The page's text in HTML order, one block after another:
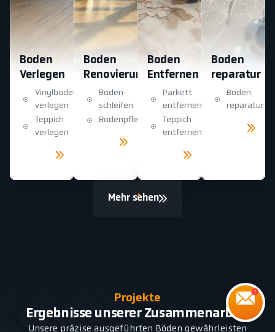
Boden
Verlegen
Vinylboden
verlegen
Teppich
verlegen
Boden
Renovierung
Boden
schleifen
Bodenpflege
Boden
Entfernen
Parkett
entfernen
Teppich
entfernen
Boden
reparatur
Boden
reparatur
Mehr sehen
Projekte
Ergebnisse unserer Zusammenarbeit
Unsere präzise ausgeführten Böden gewährleisten